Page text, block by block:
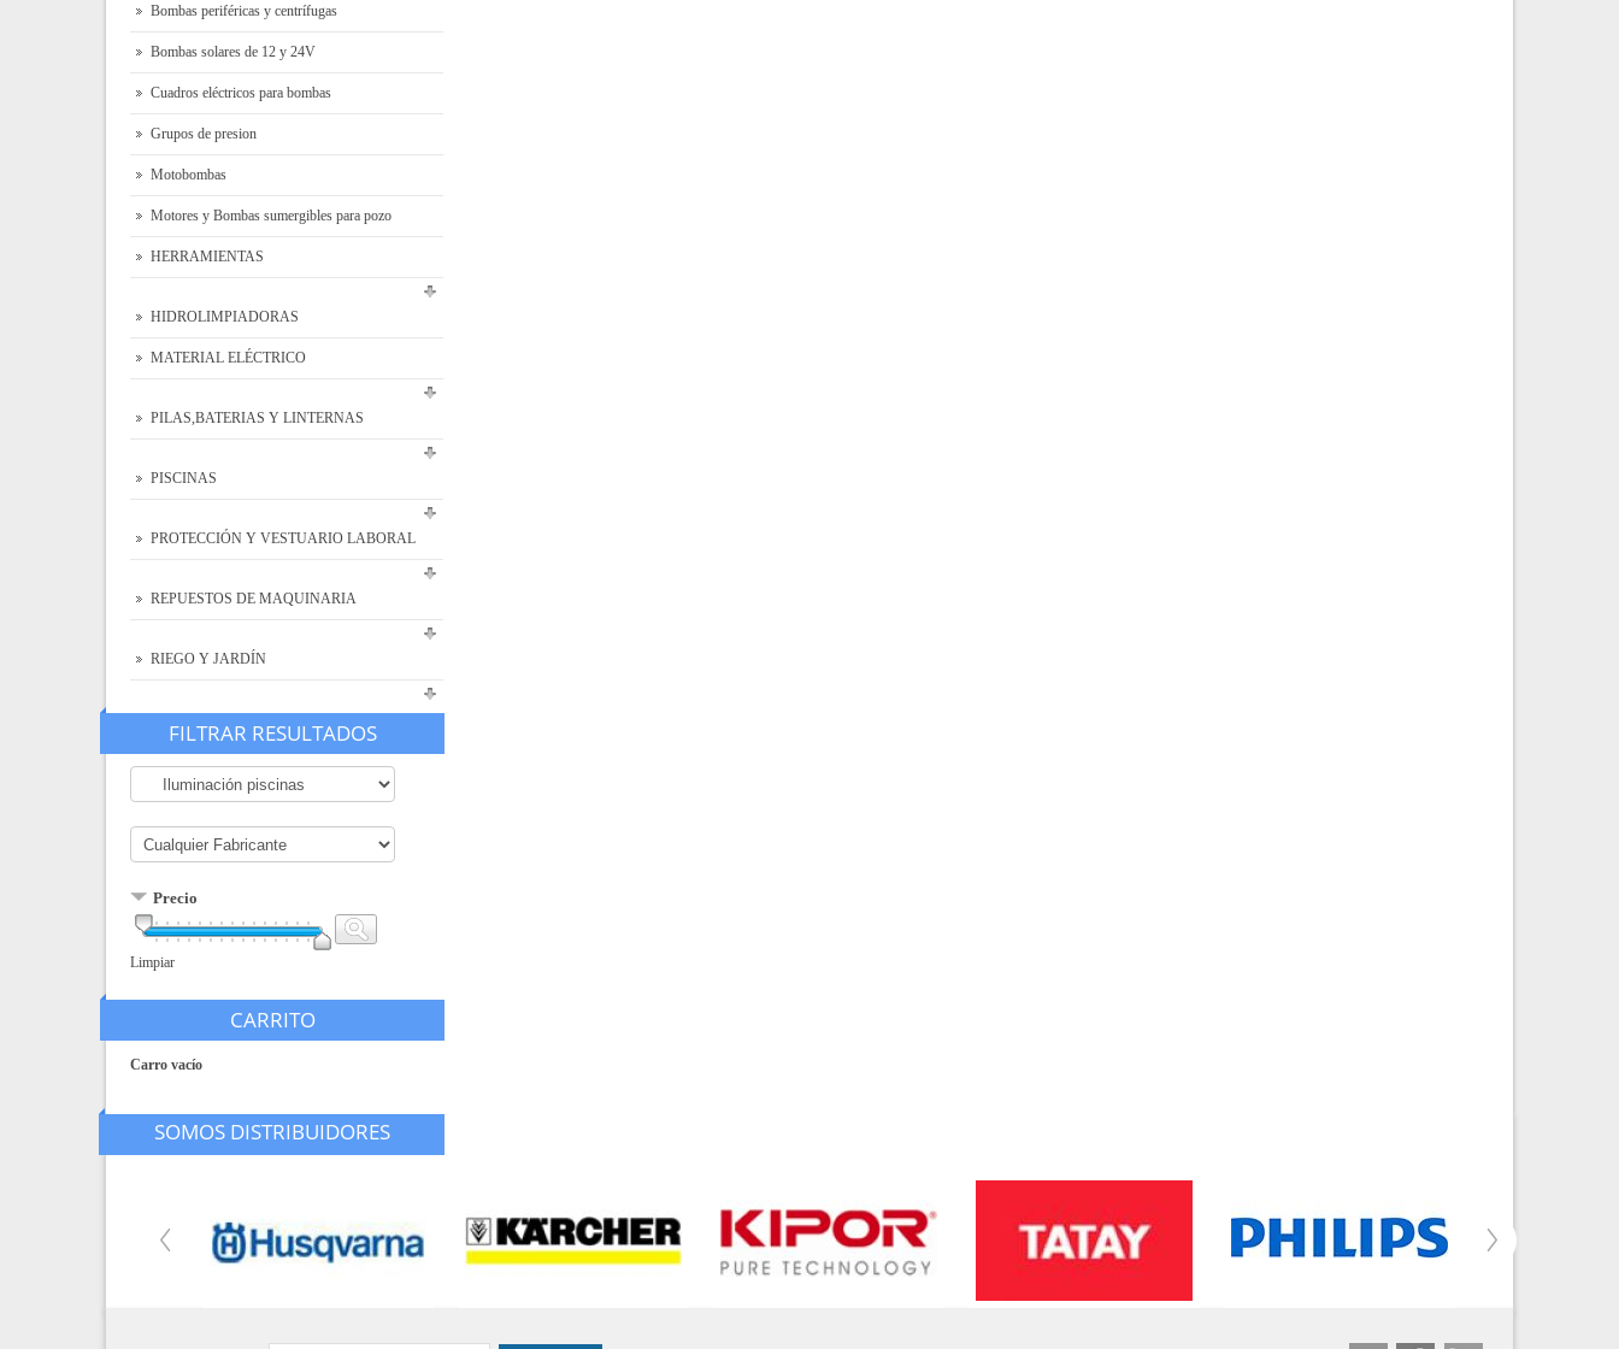
Bombas periféricas y centrífugas
Bombas solares de 12 y 24V
Cuadros eléctricos para bombas
Grupos de presion
Motobombas
Motores y Bombas sumergibles para pozo
HERRAMIENTAS
HIDROLIMPIADORAS
MATERIAL ELÉCTRICO
PILAS,BATERIAS Y LINTERNAS
PISCINAS
PROTECCIÓN Y VESTUARIO LABORAL
REPUESTOS DE MAQUINARIA
RIEGO Y JARDÍN
FILTRAR RESULTADOS
Precio
Limpiar
CARRITO
Carro vacío
SOMOS DISTRIBUIDORES